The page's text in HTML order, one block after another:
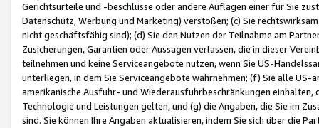
Gerichtsurteile und -beschlüsse oder andere Auflagen einer für Sie
Datenschutz, Werbung und Marketing) verstoßen; (c) Sie
nicht geschäftsfähig sind); (d) Sie den Nutzen der Teilnahme am
Zusicherungen, Garantien oder Aussagen verlassen, die in dieser
teilnehmen und keine Serviceangebote nutzen, wenn Sie US-
unterliegen, in dem Sie Serviceangebote wahrnehmen; (f) Sie alle
amerikanische Ausfuhr- und Wiederausfuhrbeschränkungen
Technologie und Leistungen gelten, und (g) die Angaben, die Sie im
sind. Sie können Ihre Angaben aktualisieren, indem Sie sich über die